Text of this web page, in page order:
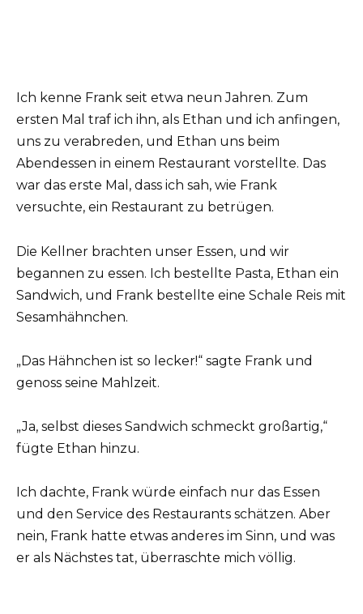
Ich kenne Frank seit etwa neun Jahren. Zum
ersten Mal traf ich ihn, als Ethan und ich anfingen,
uns zu verabreden, und Ethan uns beim
Abendessen in einem Restaurant vorstellte. Das
war das erste Mal, dass ich sah, wie Frank
versuchte, ein Restaurant zu betrügen.
Die Kellner brachten unser Essen, und wir
begannen zu essen. Ich bestellte Pasta, Ethan ein
Sandwich, und Frank bestellte eine Schale Reis mit
Sesamhähnchen.
„Das Hähnchen ist so lecker!“ sagte Frank und
genoss seine Mahlzeit.
„Ja, selbst dieses Sandwich schmeckt großartig,“
fügte Ethan hinzu.
Ich dachte, Frank würde einfach nur das Essen
und den Service des Restaurants schätzen. Aber
nein, Frank hatte etwas anderes im Sinn, und was
er als Nächstes tat, überraschte mich völlig.